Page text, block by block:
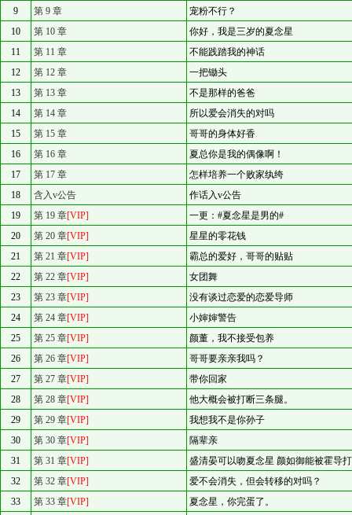
9
第 9 章
宠粉不行？
10
第 10 章
你好，我是三岁的夏念星
11
第 11 章
不能践踏我的神话
12
第 12 章
一把锄头
13
第 13 章
不是那样的爸爸
14
第 14 章
所以爱会消失的对吗
15
第 15 章
哥哥的身体好香
16
第 16 章
夏总你是我的偶像啊！
17
第 17 章
怎样培养一个败家纨绔
18
含入v公告
作话入v公告
19
第 19 章[VIP]
一更：#夏念星是男的#
20
第 20 章[VIP]
星星的零花钱
21
第 21 章[VIP]
霸总的爱好，哥哥的贴贴
22
第 22 章[VIP]
女团舞
23
第 23 章[VIP]
没有谈过恋爱的恋爱导师
24
第 24 章[VIP]
小婶婶警告
25
第 25 章[VIP]
颜董，我不接受包养
26
第 26 章[VIP]
哥哥要亲亲我吗？
27
第 27 章[VIP]
带你回家
28
第 28 章[VIP]
他大概会被打断三条腿。
29
第 29 章[VIP]
我想我不是你孙子
30
第 30 章[VIP]
隔辈亲
31
第 31 章[VIP]
盛清晏可以吻夏念星 颜如御能被霍导
32
第 32 章[VIP]
爱不会消失，但会转移的对吗？
33
第 33 章[VIP] 夏念星，你完蛋了。